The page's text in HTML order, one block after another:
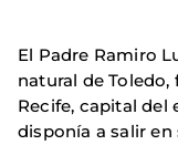
El Padre Ramiro
natural de Toledo,
Recife, capital del
disponía a salir